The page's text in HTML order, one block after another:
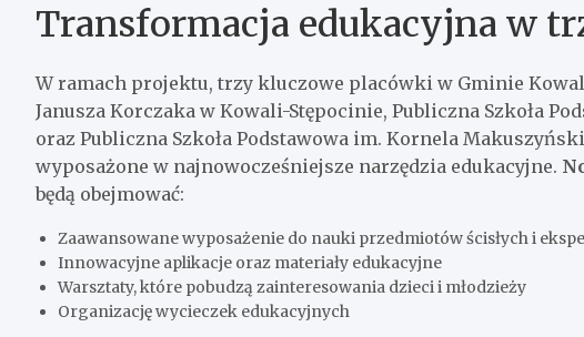
Transformacja edukacyjna w
W ramach projektu, trzy kluczowe placówki w Gminie
Janusza Korczaka w Kowali-Stępocinie, Publiczna Szkoła
oraz Publiczna Szkoła Podstawowa im. Kornela
wyposażone w najnowocześniejsze narzędzia edukacyjne.
będą obejmować:
Zaawansowane wyposażenie do nauki przedmiotów ścisłych i
Innowacyjne aplikacje oraz materiały edukacyjne
Warsztaty, które pobudzą zainteresowania dzieci i młodzieży
Organizację wycieczek edukacyjnych